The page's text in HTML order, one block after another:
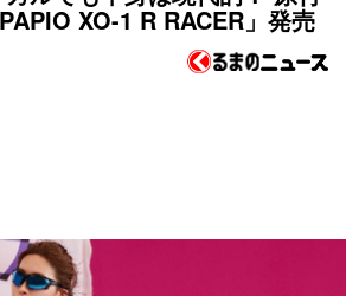
XO-1 R RACER」発売